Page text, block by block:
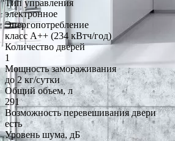
Тип управления
электронное
Энергопотребление
класс A++ (234 кВтч/год)
Количество дверей
1
Мощность замораживания
до 2 кг/cутки
Общий объем, л
291
Возможность перевешивания двери
есть
Уровень шума, дБ